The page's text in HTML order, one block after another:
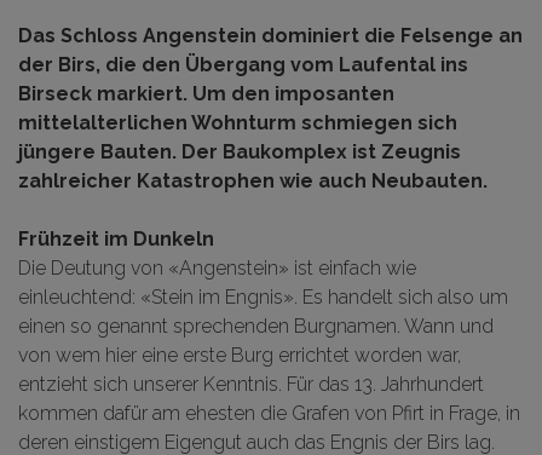
Das Schloss Angenstein dominiert die Felsenge an
der Birs, die den Übergang vom Laufental ins
Birseck markiert. Um den imposanten
mittelalterlichen Wohnturm schmiegen sich
jüngere Bauten. Der Baukomplex ist Zeugnis
zahlreicher Katastrophen wie auch Neubauten.
Frühzeit im Dunkeln
Die Deutung von «Angenstein» ist einfach wie
einleuchtend: «Stein im Engnis». Es handelt sich also um
einen so genannt sprechenden Burgnamen. Wann und
von wem hier eine erste Burg errichtet worden war,
entzieht sich unserer Kenntnis. Für das 13. Jahrhundert
kommen dafür am ehesten die Grafen von Pfirt in Frage, in
deren einstigem Eigengut auch das Engnis der Birs lag.